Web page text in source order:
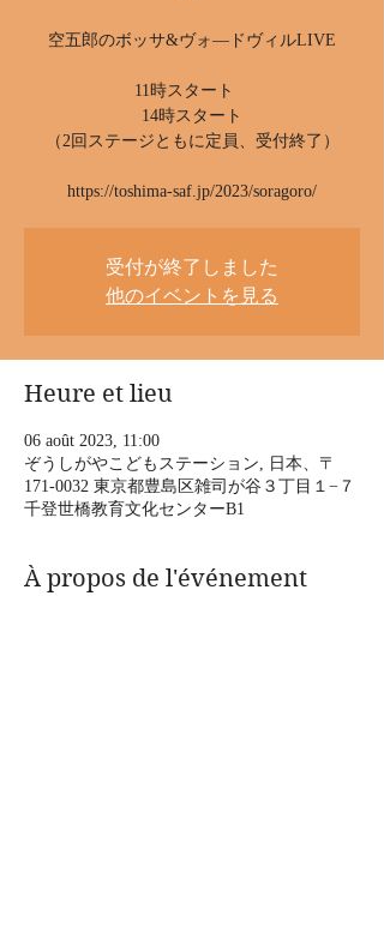
空五郎のボッサ&ヴォ―ドヴィルLIVE
11時スタート
14時スタート
（2回ステージともに定員、受付終了）
https://toshima-saf.jp/2023/soragoro/
受付が終了しました
他のイベントを見る
Heure et lieu
06 août 2023, 11:00
ぞうしがやこどもステーション, 日本、〒
171-0032 東京都豊島区雑司が谷３丁目１−７
千登世橋教育文化センターB1
À propos de l'événement